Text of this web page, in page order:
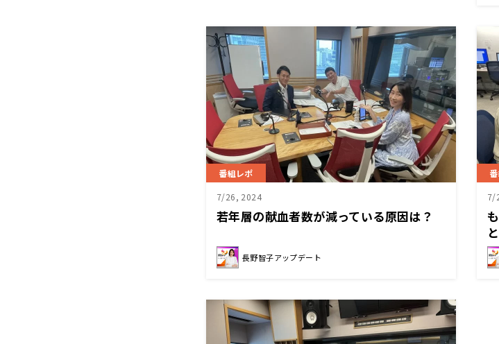
番組レポ
7/26, 2024
若年層の献血者数が減っている原因は？
長野智子アップデート
7/